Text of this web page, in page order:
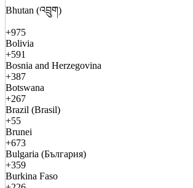
Bhutan (འབྲུག)
+975
Bolivia
+591
Bosnia and Herzegovina
+387
Botswana
+267
Brazil (Brasil)
+55
Brunei
+673
Bulgaria (България)
+359
Burkina Faso